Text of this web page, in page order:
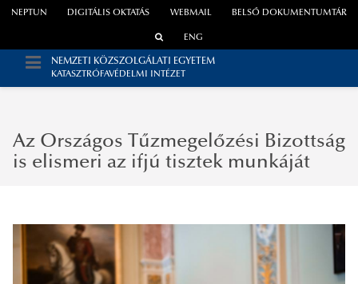
WEBMAIL
NEPTUN DIGITÁLIS OKTATÁS BELSŐ DOKUMENTUMTÁR
ENG
NEMZETI KÖZSZOLGÁLATI EGYETEM
KATASZTRÓFAVÉDELMI INTÉZET
Az Országos Tűzmegelőzési Bizottság
is elismeri az ifjú tisztek munkáját